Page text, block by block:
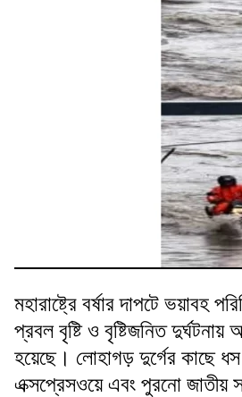
মহারাষ্ট্রে বর্ষার দাপটে ভয়াবহ
প্রবল বৃষ্টি ও বৃষ্টিজনিত
হয়েছে। লোহাগড় দুর্গের কাছে
এক্সপ্রেসওয়ে এবং পুরনো জাতীয়